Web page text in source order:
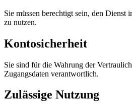
Sie müssen berechtigt sein, den Dienst
zu nutzen.
Kontosicherheit
Sie sind für die Wahrung der
Zugangsdaten verantwortlich.
Zulässige Nutzung